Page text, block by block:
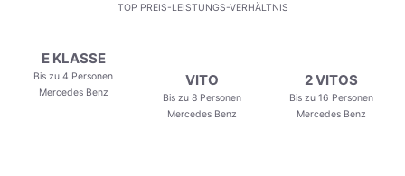
TOP PREIS-LEISTUNGS-VERHÄLTNIS
E KLASSE
Bis zu 4 Personen
Mercedes Benz
VITO
Bis zu 8 Personen
Mercedes Benz
2 VITOS
Bis zu 16 Personen
Mercedes Benz